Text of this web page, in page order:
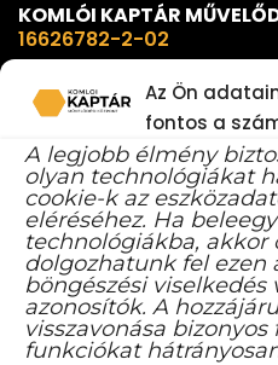
Az Ön
fontos a
A legjobb élmény
olyan technológiákat
cookie-k az
eléréséhez. Ha
technológiákba, akkor
dolgozhatunk fel ezen
böngészési viselkedés
azonosítók. A
visszavonása
funkciókat
KOMLÓI KAPTÁR
16626782-2-02
7300 Komló, 48-as tér 1. B ép.
info@komloikaptar.hu
+36 72 483 014